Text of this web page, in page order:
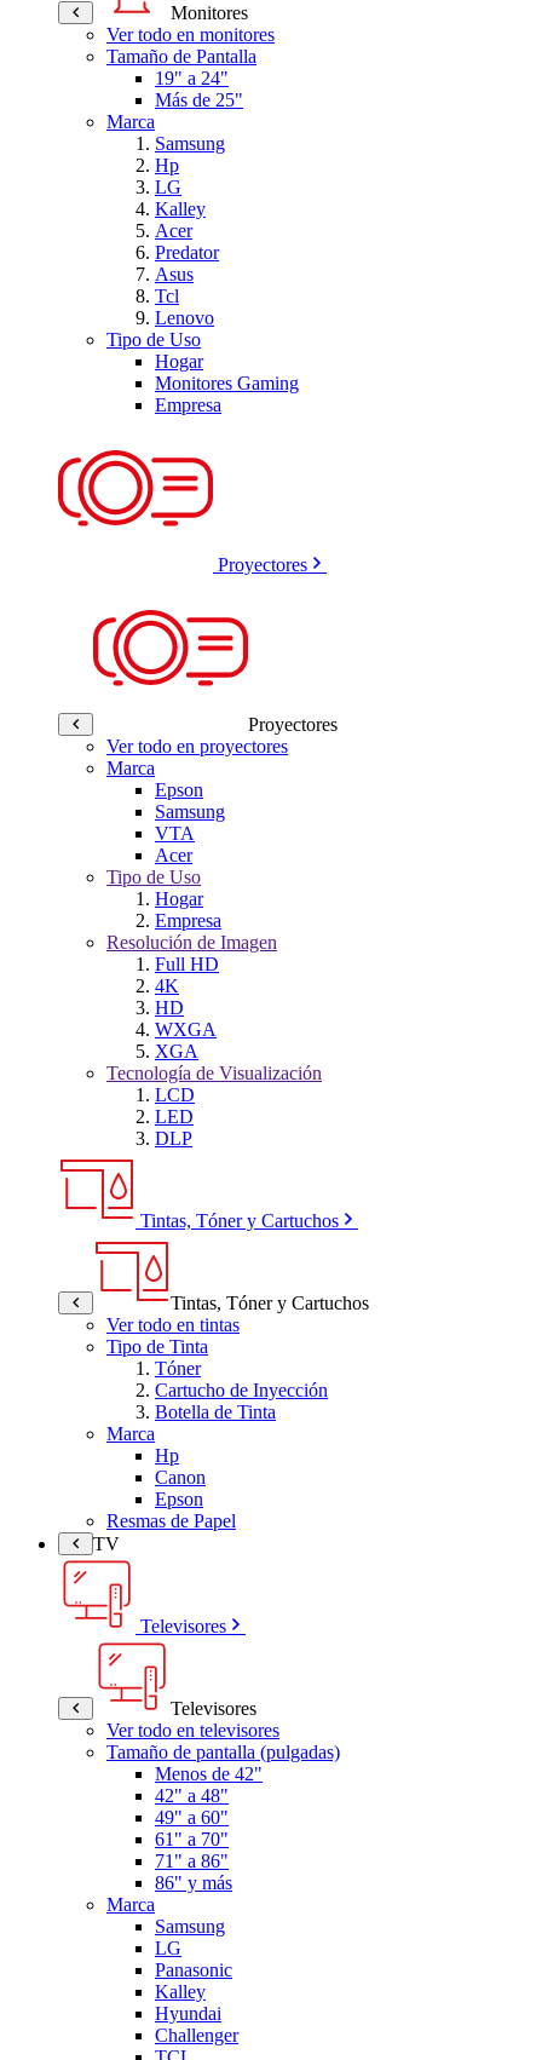
Monitores
Ver todo en monitores
Tamaño de Pantalla
19" a 24"
Más de 25"
Marca
Samsung
Hp
LG
Kalley
Acer
Predator
Asus
Tcl
Lenovo
Tipo de Uso
Hogar
Monitores Gaming
Empresa
Proyectores
Proyectores
Ver todo en proyectores
Marca
Epson
Samsung
VTA
Acer
Tipo de Uso
Hogar
Empresa
Resolución de Imagen
Full HD
4K
HD
WXGA
XGA
Tecnología de Visualización
LCD
LED
DLP
Tintas, Tóner y Cartuchos
Tintas, Tóner y Cartuchos
Ver todo en tintas
Tipo de Tinta
Tóner
Cartucho de Inyección
Botella de Tinta
Marca
Hp
Canon
Epson
Resmas de Papel
TV
Televisores
Televisores
Ver todo en televisores
Tamaño de pantalla (pulgadas)
Menos de 42"
42" a 48"
49" a 60"
61" a 70"
71" a 86"
86" y más
Marca
Samsung
LG
Panasonic
Kalley
Hyundai
Challenger